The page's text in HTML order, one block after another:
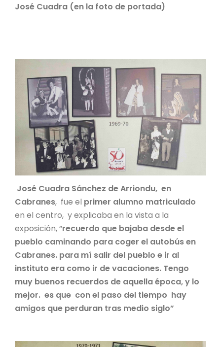
José Cuadra (en la foto de portada)
José Cuadra Sánchez de Arriondu, en
Cabranes, fue el primer alumno matriculado
en el centro, y explicaba en la vista a la
exposición, “recuerdo que bajaba desde el
pueblo caminando para coger el autobús en
Cabranes. para mí salir del pueblo e ir al
instituto era como ir de vacaciones. Tengo
muy buenos recuerdos de aquella época, y lo
mejor. es que con el paso del tiempo hay
amigos que perduran tras medio siglo”